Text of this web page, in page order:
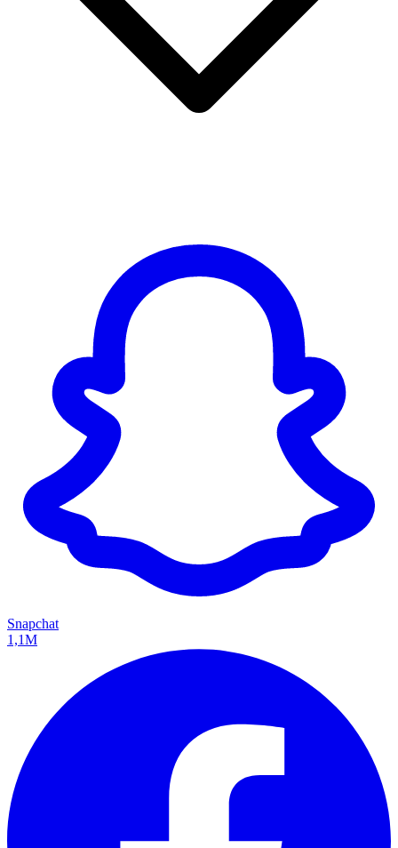
Snapchat
1,1M